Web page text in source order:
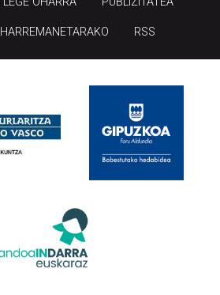
HARREMANETARAKO RSS